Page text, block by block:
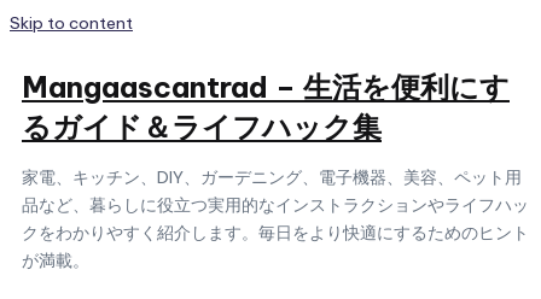
Skip to content
Mangaascantrad – 生活を便利にす
るガイド＆ライフハック集
家電、キッチン、DIY、ガーデニング、電子機器、美容、ペット用
品など、暮らしに役立つ実用的なインストラクションやライフハッ
クをわかりやすく紹介します。毎日をより快適にするためのヒント
が満載。